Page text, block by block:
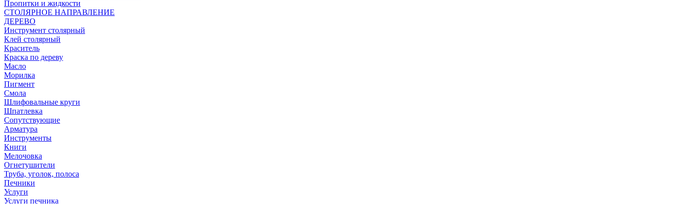
Пропитки и жидкости
СТОЛЯРНОЕ НАПРАВЛЕНИЕ
ДЕРЕВО
Инструмент столярный
Клей столярный
Краситель
Краска по дереву
Масло
Морилка
Пигмент
Смола
Шлифовальные круги
Шпатлевка
Сопутствующие
Арматура
Инструменты
Книги
Мелочовка
Огнетушители
Труба, уголок, полоса
Печники
Услуги
Услуги печника